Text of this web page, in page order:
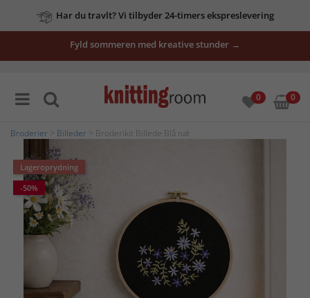
Har du travlt? Vi tilbyder 24-timers ekspreslevering
Fyld sommeren med kreative stunder →
0 0
Broderier Billeder > Broderikit Billede Blå nat
Lageroprydning
-50%